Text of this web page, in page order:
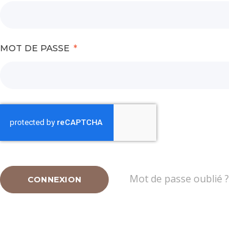
MOT DE PASSE
CONNEXION Mot de passe oublié ?